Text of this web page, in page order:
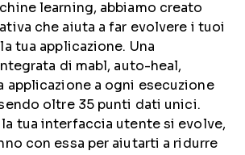
learning, abbiamo creato
che aiuta a far evolvere i tuoi
tua applicazione. Una
di mabl, auto-heal,
applicazione a ogni esecuzione
oltre 35 punti dati unici.
la tua interfaccia utente si evolve,
con essa per aiutarti a ridurre